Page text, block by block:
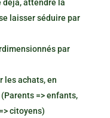
déjà, attendre la
laisser séduire par
par
les achats, en
=> enfants,
citoyens)